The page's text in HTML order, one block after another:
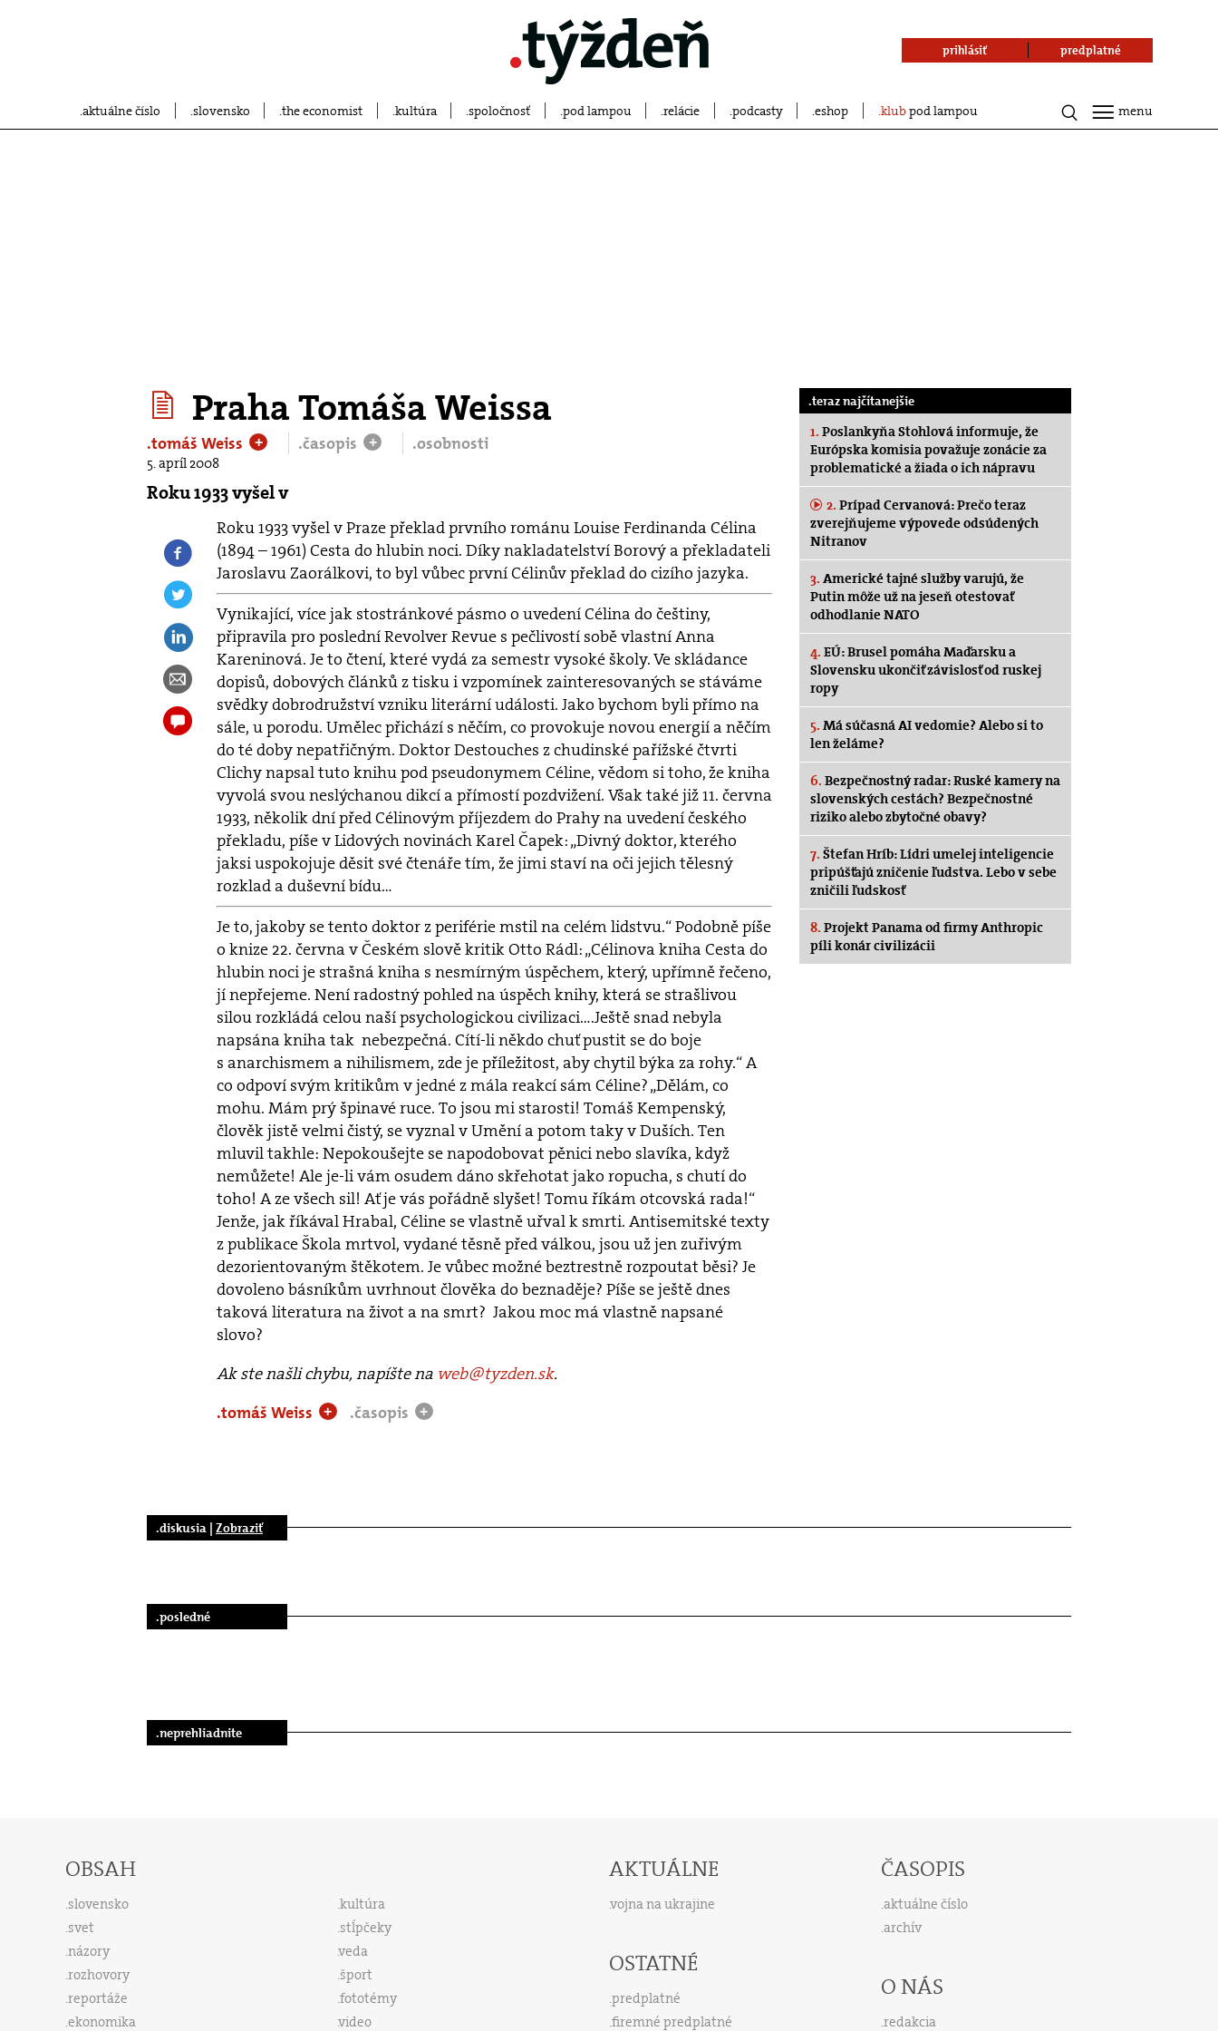
aktuálne číslo slovensko the economist kultúra spoločnosť pod lampou relácie podcasty eshop klubpod lampou
prihlásiť predplatné
menu
Praha Tomáša Weissa
.tomáš Weiss + .časopis + .osobnosti
5. apríl 2008
Roku 1933 vyšel v
Roku 1933 vyšel v Praze překlad prvního románu Louise Ferdinanda Célina
(1894 – 1961) Cesta do hlubin noci. Díky nakladatelství Borový a překladateli
Jaroslavu Zaorálkovi, to byl vůbec první Célinův překlad do cizího jazyka.
Vynikající, více jak stostránkové pásmo o uvedení Célina do češtiny,
připravila pro poslední Revolver Revue s pečlivostí sobě vlastní Anna
Kareninová. Je to čtení, které vydá za semestr vysoké školy. Ve skládance
dopisů, dobových článků z tisku i vzpomínek zainteresovaných se stáváme
svědky dobrodružství vzniku literární události. Jako bychom byli přímo na
sále, u porodu. Umělec přichází s něčím, co provokuje novou energií a něčím
do té doby nepatřičným. Doktor Destouches z chudinské pařížské čtvrti
Clichy napsal tuto knihu pod pseudonymem Céline, vědom si toho, že kniha
vyvolá svou neslýchanou dikcí a přímostí pozdvižení. Však také již 11. června
1933, několik dní před Célinovým příjezdem do Prahy na uvedení českého
překladu, píše v Lidových novinách Karel Čapek: „Divný doktor, kterého
jaksi uspokojuje děsit své čtenáře tím, že jimi staví na oči jejich tělesný
rozklad a duševní bídu…
Je to, jakoby se tento doktor z periférie mstil na celém lidstvu.“ Podobně píše
o knize 22. června v Českém slově kritik Otto Rádl: „Célinova kniha Cesta do
hlubin noci je strašná kniha s nesmírným úspěchem, který, upřímně řečeno,
jí nepřejeme. Není radostný pohled na úspěch knihy, která se strašlivou
silou rozkládá celou naší psychologickou civilizaci….Ještě snad nebyla
napsána kniha tak nebezpečná. Cítí-li někdo chuť pustit se do boje
s anarchismem a nihilismem, zde je příležitost, aby chytil býka za rohy.“ A
co odpoví svým kritikům v jedné z mála reakcí sám Céline? „Dělám, co
mohu. Mám prý špinavé ruce. To jsou mi starosti! Tomáš Kempenský,
člověk jistě velmi čistý, se vyznal v Umění a potom taky v Duších. Ten
mluvil takhle: Nepokoušejte se napodobovat pěnici nebo slavíka, když
nemůžete! Ale je-li vám osudem dáno skřehotat jako ropucha, s chutí do
toho! A ze všech sil! Ať je vás pořádně slyšet! Tomu říkám otcovská rada!“
Jenže, jak říkával Hrabal, Céline se vlastně uřval k smrti. Antisemitské texty
z publikace Škola mrtvol, vydané těsně před válkou, jsou už jen zuřivým
dezorientovaným štěkotem. Je vůbec možné beztrestně rozpoutat běsi? Je
dovoleno básníkům uvrhnout člověka do beznaděje? Píše se ještě dnes
taková literatura na život a na smrt? Jakou moc má vlastně napsané
slovo?
Ak ste našli chybu, napíšte na web@tyzden.sk.
.tomáš Weiss
+ .časopis +
.teraz najčítanejšie
1. Poslankyňa Stohlová informuje, že
Európska komisia považuje zonácie za
problematické a žiada o ich nápravu
2. Prípad Cervanová: Prečo teraz
zverejňujeme výpovede odsúdených
Nitranov
3. Americké tajné služby varujú, že
Putin môže už na jeseň otestovať
odhodlanie NATO
4. EÚ: Brusel pomáha Maďarsku a
Slovensku ukončiť závislosť od ruskej
ropy
5. Má súčasná AI vedomie? Alebo si to
len želáme?
6. Bezpečnostný radar: Ruské kamery na
slovenských cestách? Bezpečnostné
riziko alebo zbytočné obavy?
7. Štefan Hríb: Lídri umelej inteligencie
pripúšťajú zničenie ľudstva. Lebo v sebe
zničili ľudskosť
8. Projekt Panama od firmy Anthropic
píli konár civilizácii
.diskusia | Zobraziť
.posledné
.neprehliadnite
OBSAH
slovensko
svet
názory
rozhovory
reportáže
ekonomika
kultúra
stĺpčeky
veda
šport
fototémy
video
AKTUÁLNE
vojna na ukrajine
OSTATNÉ
predplatné
firemné predplatné
ČASOPIS
aktuálne číslo
archív
O NÁS
redakcia